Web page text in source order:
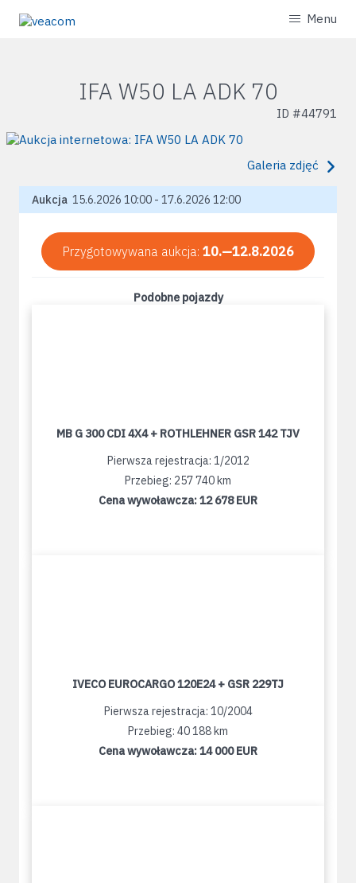
Menu
IFA W50 LA ADK 70
ID #44791
Galeria zdjęć
Aukcja 15.6.2026 10:00 - 17.6.2026 12:00
Przygotowywana aukcja: 10.—12.8.2026
Podobne pojazdy
MB G 300 CDI 4X4 + ROTHLEHNER GSR 142 TJV
Pierwsza rejestracja: 1/2012
Przebieg: 257 740 km
Cena wywoławcza:12 678 EUR
IVECO EUROCARGO 120E24 + GSR 229TJ
Pierwsza rejestracja: 10/2004
Przebieg: 40 188 km
Cena wywoławcza:14 000 EUR